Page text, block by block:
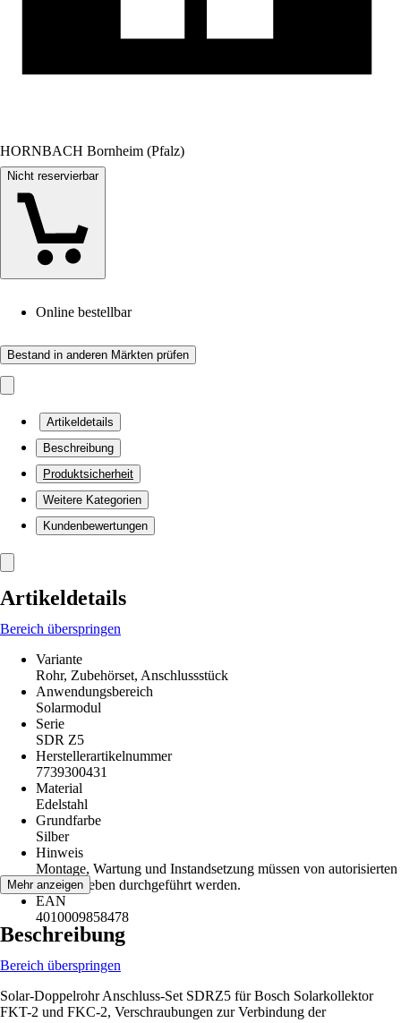
HORNBACH Bornheim (Pfalz)
Nicht reservierbar
Online bestellbar
Bestand in anderen Märkten prüfen
Artikeldetails
Beschreibung
Produktsicherheit
Weitere Kategorien
Kundenbewertungen
Artikeldetails
Bereich überspringen
Variante
Rohr, Zubehörset, Anschlussstück
Anwendungsbereich
Solarmodul
Serie
SDR Z5
Herstellerartikelnummer
7739300431
Material
Edelstahl
Grundfarbe
Silber
Hinweis
Montage, Wartung und Instandsetzung müssen von autorisierten
Fachbetrieben durchgeführt werden.
EAN
4010009858478
Mehr anzeigen
Beschreibung
Bereich überspringen
Solar-Doppelrohr Anschluss-Set SDRZ5 für Bosch Solarkollektor
FKT-2 und FKC-2, Verschraubungen zur Verbindung der